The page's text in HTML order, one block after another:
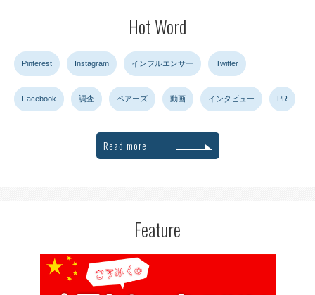
Hot Word
Pinterest Instagram インフルエンサー Twitter
Facebook 調査 ペアーズ 動画 インタビュー PR
Read more
Feature